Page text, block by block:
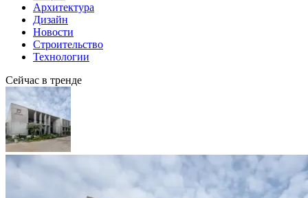
Архитектура
Дизайн
Новости
Строительство
Технологии
Сейчас в тренде